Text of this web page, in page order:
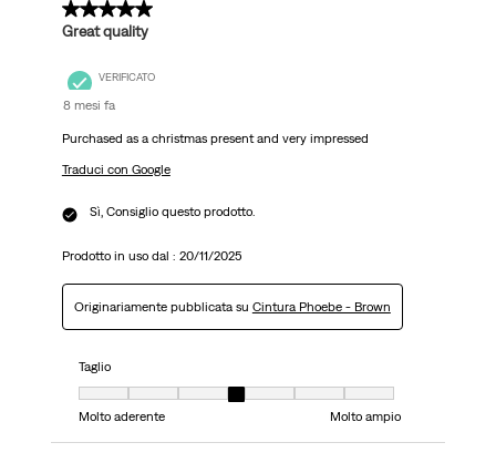
5 su 5 stelle.
Great quality
VERIFICATO
8 mesi fa
Purchased as a christmas present and very impressed
Traduci con Google
Sì, Consiglio questo prodotto.
Prodotto in uso dal : 20/11/2025
Originariamente pubblicata su Cintura Phoebe - Brown
Taglio
Taglio, 4 su 7, dove 1 è uguale a Molto aderente e 7 è uguale a Molto
Molto aderente
Molto ampio